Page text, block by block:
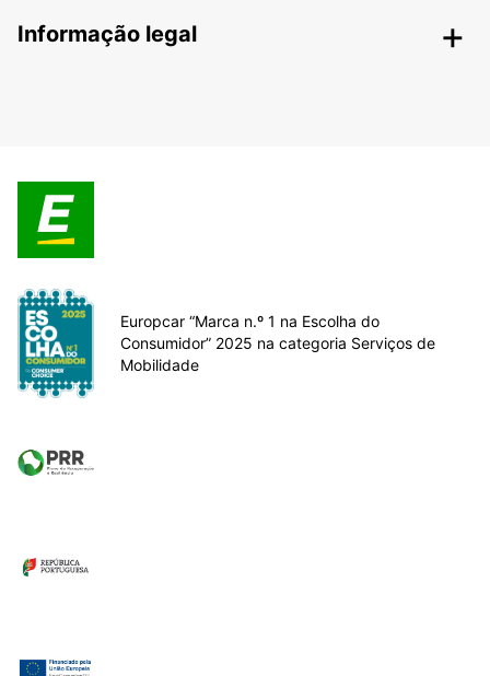
Informação legal
Europcar “Marca n.º 1 na Escolha do
Consumidor” 2025 na categoria Serviços de
Mobilidade